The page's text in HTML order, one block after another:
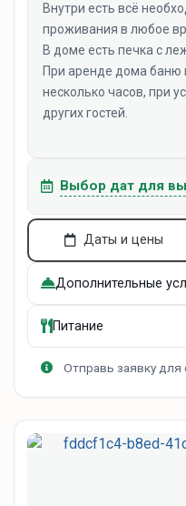
Внутри есть всё
проживания в любое
В доме есть печка с
При аренде дома баню
несколько часов, при
других гостей.
Выбор дат для
Даты и цены
Дополнительные
Питание
Отправь заявку